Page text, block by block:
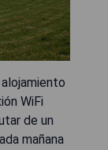
WiFi
de un
mañana